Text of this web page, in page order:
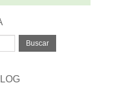
Buscar